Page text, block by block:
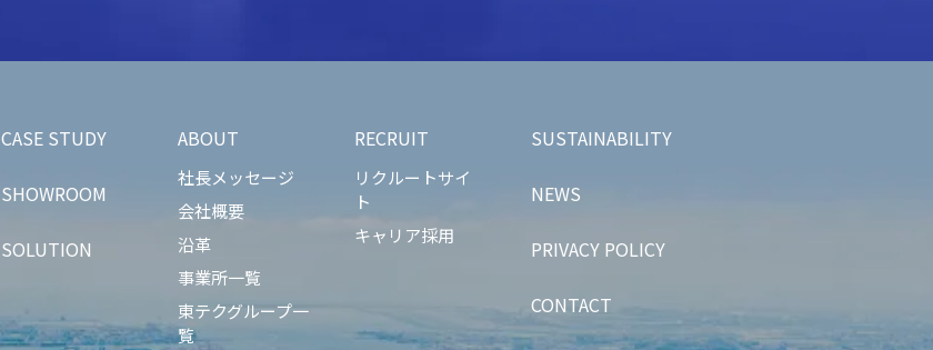
CASE STUDY
SHOWROOM
SOLUTION
ABOUT
社長メッセージ
会社概要
沿革
事業所一覧
東テクグループ一
覧
RECRUIT
リクルートサイ
ト
キャリア採用
SUSTAINABILITY
NEWS
PRIVACY POLICY
CONTACT